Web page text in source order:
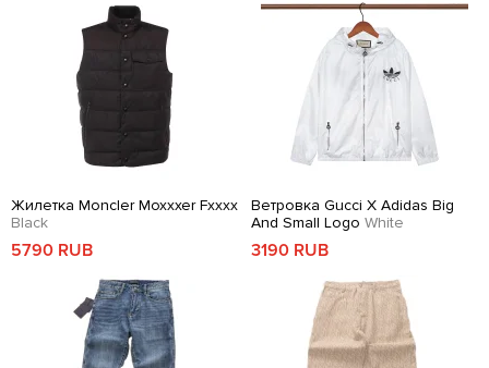
Жилетка Moncler Moxxxer Fxxxx
Black
5790 RUB
Ветровка Gucci X Adidas Big
And Small Logo White
3190 RUB